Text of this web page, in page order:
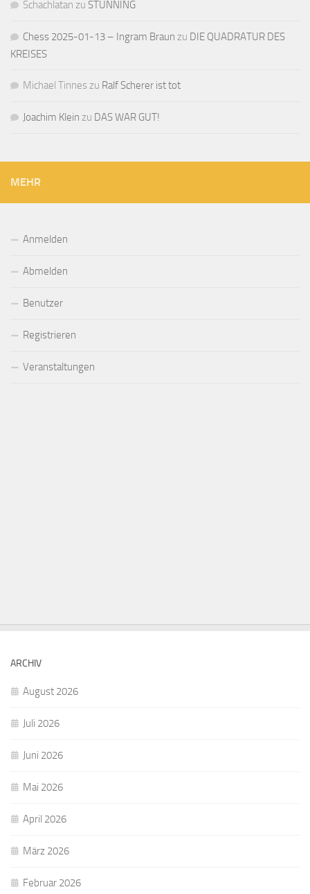
Schachlatan zu STUNNING
Chess 2025-01-13 – Ingram Braun zu DIE QUADRATUR DES
KREISES
Michael Tinnes zu Ralf Scherer ist tot
Joachim Klein zu DAS WAR GUT!
MEHR
Anmelden
Abmelden
Benutzer
Registrieren
Veranstaltungen
ARCHIV
August 2026
Juli 2026
Juni 2026
Mai 2026
April 2026
März 2026
Februar 2026